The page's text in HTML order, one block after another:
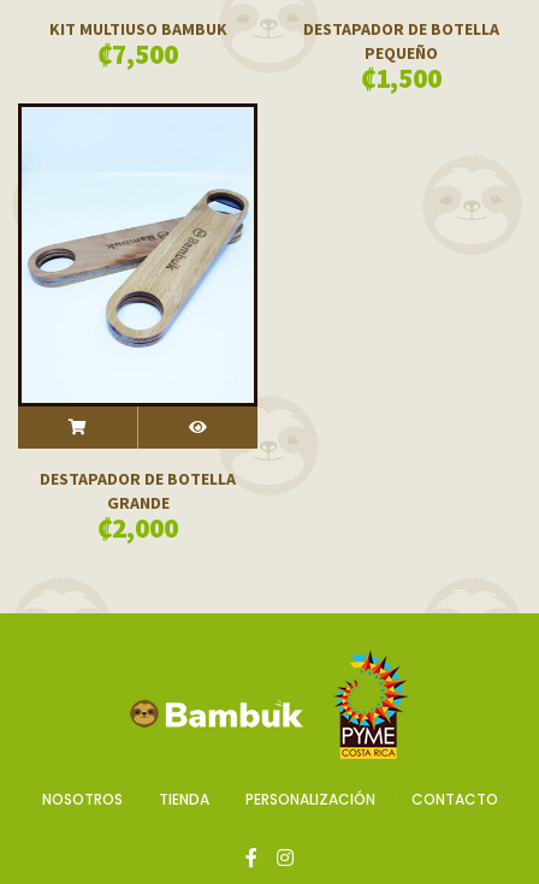
ADD TO CART VISTA RÁPIDA
KIT MULTIUSO BAMBUK
₡7,500
ADD TO CART VISTA RÁPIDA
DESTAPADOR DE BOTELLA
PEQUEÑO
₡1,500
ADD TO CART VISTA RÁPIDA
DESTAPADOR DE BOTELLA
GRANDE
₡2,000
NOSOTROS TIENDA PERSONALIZACIÓN CONTACTO